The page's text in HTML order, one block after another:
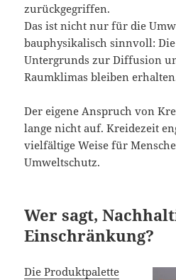
zurückgegriffen.
Das ist nicht nur für die
bauphysikalisch sinnvoll:
Untergrunds zur Diffusion
Raumklimas bleiben
Der eigene Anspruch von
lange nicht auf. Kreidezeit
vielfältige Weise für
Umweltschutz.
Wer sagt,
Einschränkung?
Die Produktpalette